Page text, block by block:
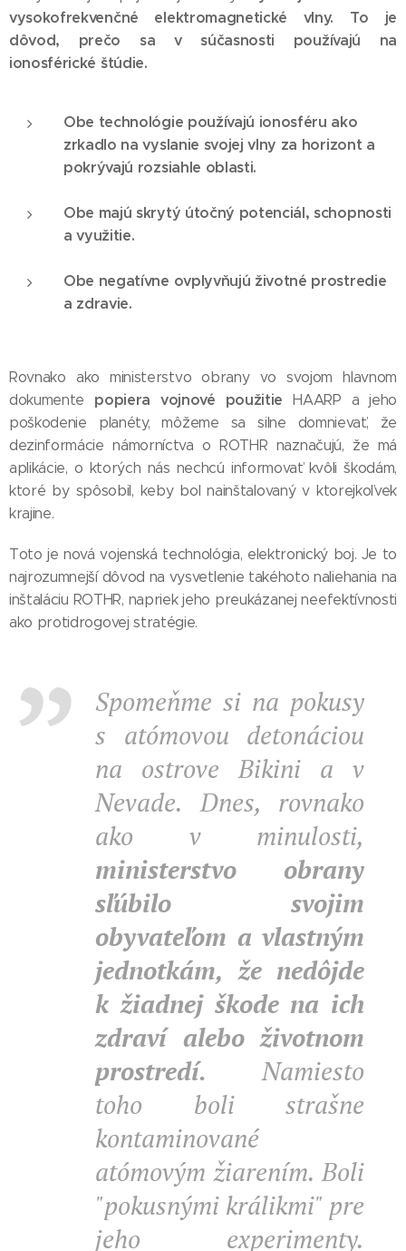
vysokofrekvenčné elektromagnetické vlny. To je
dôvod, prečo sa v súčasnosti používajú na
ionosférické štúdie.
Obe technológie používajú ionosféru ako
zrkadlo na vyslanie svojej vlny za horizont a
pokrývajú rozsiahle oblasti.
Obe majú skrytý útočný potenciál, schopnosti
a využitie.
Obe negatívne ovplyvňujú životné prostredie
a zdravie.
Rovnako ako ministerstvo obrany vo svojom hlavnom
dokumente popiera vojnové použitieHAARP a jeho
poškodenie planéty, môžeme sa silne domnievať, že
dezinformácie námorníctva o ROTHR naznačujú, že má
aplikácie, o ktorých nás nechcú informovať kvôli škodám,
ktoré by spôsobil, keby bol nainštalovaný v ktorejkoľvek
krajine.
Toto je nová vojenská technológia, elektronický boj. Je to
najrozumnejší dôvod na vysvetlenie takéhoto naliehania na
inštaláciu ROTHR, napriek jeho preukázanej neefektívnosti
ako protidrogovej stratégie.
Spomeňme si na pokusy
s atómovou detonáciou
na ostrove Bikini a v
Nevade. Dnes, rovnako
ako v minulosti,
ministerstvo obrany
sľúbilo svojim
obyvateľom a vlastným
jednotkám, že nedôjde
k žiadnej škode na ich
zdraví alebo životnom
prostredí. Namiesto
toho boli strašne
kontaminované
atómovým žiarením. Boli
"pokusnými králikmi" pre
jeho experimenty.